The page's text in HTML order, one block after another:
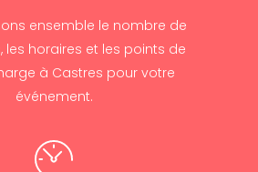
ensemble le nombre de
les horaires et les points de
à Castres pour votre
événement.